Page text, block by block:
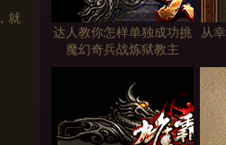
就
达人教你怎样单独成功挑
魔幻奇兵战炼狱教主
从